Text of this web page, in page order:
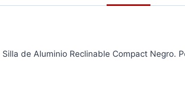
Silla de Aluminio Reclinable Compact